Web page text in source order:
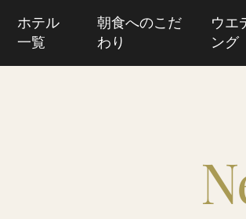
ホテル
一覧
朝食へのこだ
わり
ウエ
ング